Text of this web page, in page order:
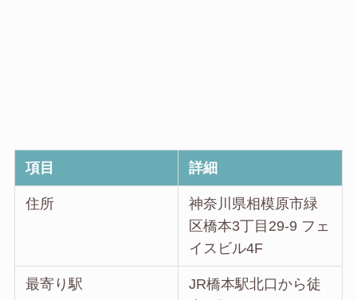
項目 詳細
住所
神奈川県相模原市緑
区橋本3丁目29-9 フェ
イスビル4F
最寄り駅
JR橋本駅北口から徒